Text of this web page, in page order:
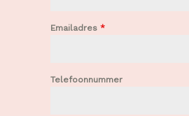
Emailadres *
Telefoonnummer